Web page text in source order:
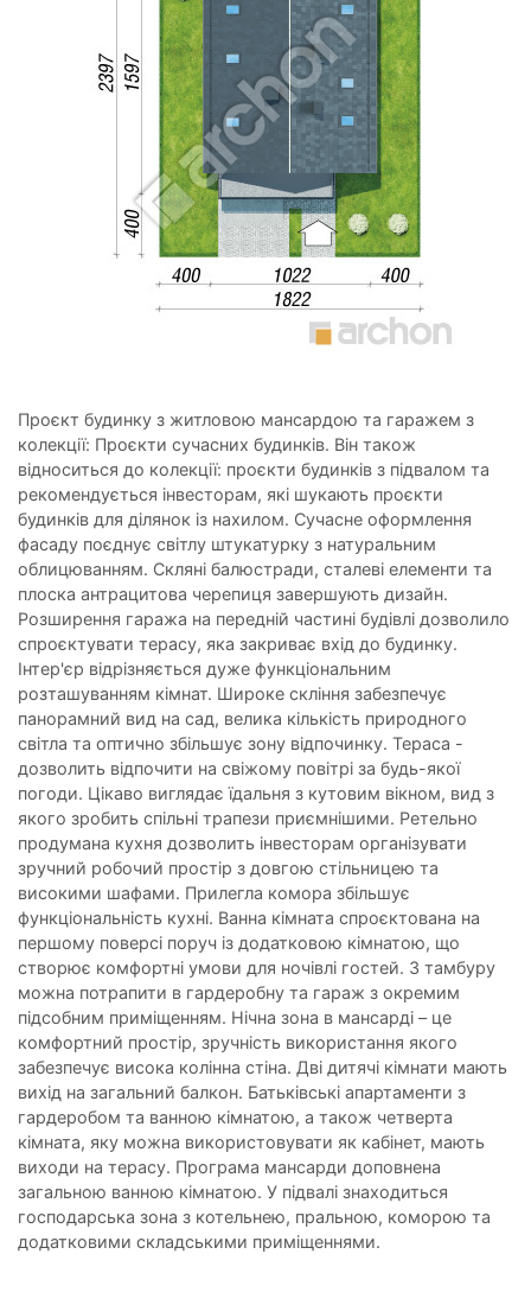
Проєкт будинку з житловою мансардою та гаражем з
колекції: Проєкти сучасних будинків. Він також
відноситься до колекції: проєкти будинків з підвалом та
рекомендується інвесторам, які шукають проєкти
будинків для ділянок із нахилом. Сучасне оформлення
фасаду поєднує світлу штукатурку з натуральним
облицюванням. Скляні балюстради, сталеві елементи та
плоска антрацитова черепиця завершують дизайн.
Розширення гаража на передній частині будівлі дозволило
спроєктувати терасу, яка закриває вхід до будинку.
Інтер'єр відрізняється дуже функціональним
розташуванням кімнат. Широке скління забезпечує
панорамний вид на сад, велика кількість природного
світла та оптично збільшує зону відпочинку. Тераса -
дозволить відпочити на свіжому повітрі за будь-якої
погоди. Цікаво виглядає їдальня з кутовим вікном, вид з
якого зробить спільні трапези приємнішими. Ретельно
продумана кухня дозволить інвесторам організувати
зручний робочий простір з довгою стільницею та
високими шафами. Прилегла комора збільшує
функціональність кухні. Ванна кімната спроєктована на
першому поверсі поруч із додатковою кімнатою, що
створює комфортні умови для ночівлі гостей. З тамбуру
можна потрапити в гардеробну та гараж з окремим
підсобним приміщенням. Нічна зона в мансарді – це
комфортний простір, зручність використання якого
забезпечує висока колінна стіна. Дві дитячі кімнати мають
вихід на загальний балкон. Батьківські апартаменти з
гардеробом та ванною кімнатою, а також четверта
кімната, яку можна використовувати як кабінет, мають
виходи на терасу. Програма мансарди доповнена
загальною ванною кімнатою. У підвалі знаходиться
господарська зона з котельнею, пральною, коморою та
додатковими складськими приміщеннями.